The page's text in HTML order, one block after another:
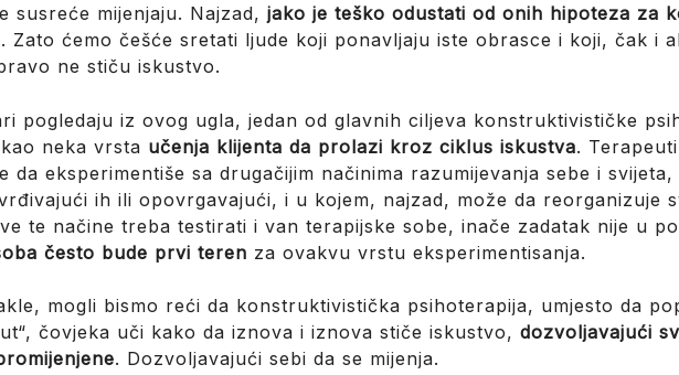
susreće mijenjaju. Najzad, jako je teško odustati od onih hipoteza za
. Zato ćemo češće sretati ljude koji ponavljaju iste obrasce i koji, čak i
ne stiču iskustvo.
pogledaju iz ovog ugla, jedan od glavnih ciljeva konstruktivističke
neka vrsta učenja klijenta da prolazi kroz ciklus iskustva.
da eksperimentiše sa drugačijim načinima razumijevanja sebe i
ih ili opovrgavajući, i u kojem, najzad, može da reorganizuje
te načine treba testirati i van terapijske sobe, inače zadatak nije u
često bude prvi teren za ovakvu vrstu eksperimentisanja.
mogli bismo reći da konstruktivistička psihoterapija, umjesto da
čovjeka uči kako da iznova i iznova stiče iskustvo, dozvoljavajući
. Dozvoljavajući sebi da se mijenja.